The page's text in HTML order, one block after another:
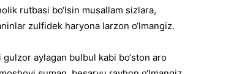
rutbasi bo‘lsin musallam sizlara,
zulfidek haryona larzon o‘lmangiz.
gulzor aylagan bulbul kabi bo‘ston aro